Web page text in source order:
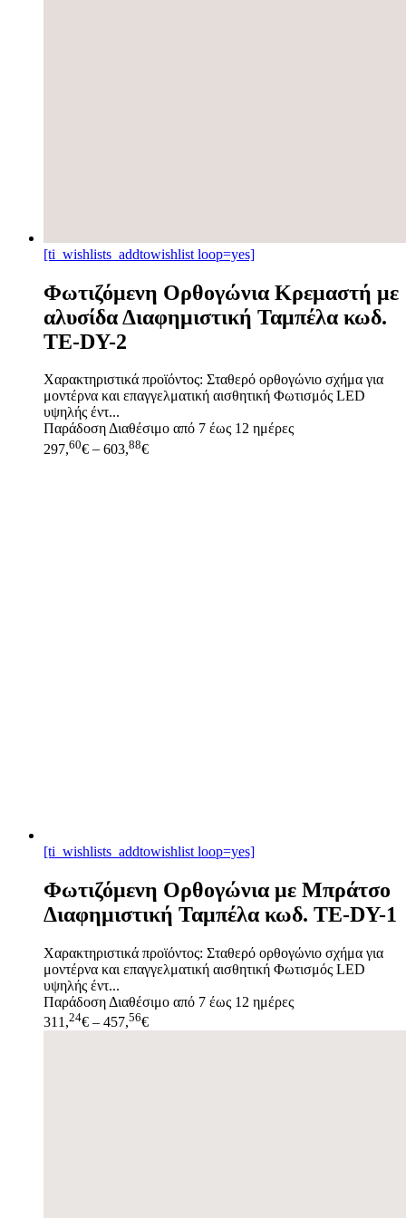
[ti_wishlists_addtowishlist loop=yes]
Φωτιζόμενη Ορθογώνια Κρεμαστή με
αλυσίδα Διαφημιστική Ταμπέλα κωδ.
TE-DY-2
Χαρακτηριστικά προϊόντος: Σταθερό ορθογώνιο σχήμα για
μοντέρνα και επαγγελματική αισθητική Φωτισμός LED
υψηλής έντ...
ΠαράδοσηΔιαθέσιμο από 7 έως 12 ημέρες
297,60€ – 603,88€
[ti_wishlists_addtowishlist loop=yes]
Φωτιζόμενη Ορθογώνια με Μπράτσο
Διαφημιστική Ταμπέλα κωδ. TE-DY-1
Χαρακτηριστικά προϊόντος: Σταθερό ορθογώνιο σχήμα για
μοντέρνα και επαγγελματική αισθητική Φωτισμός LED
υψηλής έντ...
Παράδοση Διαθέσιμο από 7 έως 12 ημέρες
311,24€ – 457,56€